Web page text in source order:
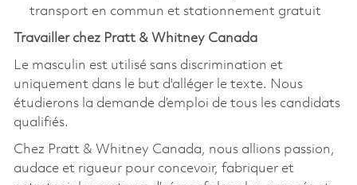
transport en commun et stationnement gratuit
Travailler chez Pratt & Whitney Canada
Le masculin est utilisé sans discrimination et
uniquement dans le but d'alléger le texte. Nous
étudierons la demande d’emploi de tous les candidats
qualifiés.
Chez Pratt & Whitney Canada, nous allions passion,
audace et rigueur pour concevoir, fabriquer et